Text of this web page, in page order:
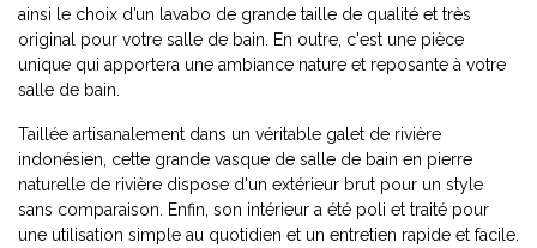
ainsi le choix d’un lavabo de grande taille de qualité et très
original pour votre salle de bain. En outre, c'est une pièce
unique qui apportera une ambiance nature et reposante à votre
salle de bain.
Taillée artisanalement dans un véritable galet de rivière
indonésien, cette grande vasque de salle de bain en pierre
naturelle de rivière dispose d'un extérieur brut pour un style
sans comparaison. Enfin, son intérieur a été poli et traité pour
une utilisation simple au quotidien et un entretien rapide et facile.